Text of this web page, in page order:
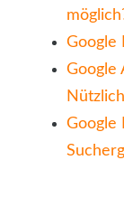
Google
Google
Google